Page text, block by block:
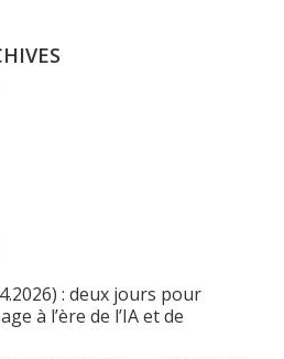
: deux jours pour
à l’ère de l’IA et de